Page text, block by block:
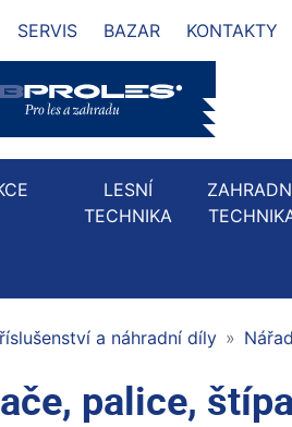
SERVIS BAZAR KONTAKTY
LESNÍ
TECHNIKA
a náhradní díly
palice,